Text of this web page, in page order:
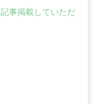
事掲載していただ